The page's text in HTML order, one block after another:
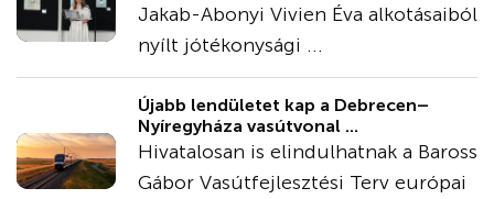
Jakab-Abonyi Vivien Éva alkotásaiból
nyílt jótékonysági ...
Újabb lendületet kap a Debrecen–
Nyíregyháza vasútvonal ...
Hivatalosan is elindulhatnak a Baross
Gábor Vasútfejlesztési Terv európai